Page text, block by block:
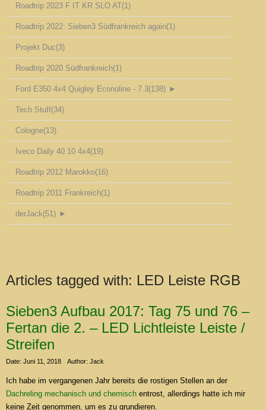
Roadtrip 2023 F IT KR SLO AT(1)
Roadtrip 2022: Sieben3 Südfrankreich again(1)
Projekt Duc(3)
Roadtrip 2020 Südfrankreich(1)
Ford E350 4x4 Quigley Econoline - 7.3(138) ►
Tech Stuff(34)
Cologne(13)
Iveco Daily 40.10 4x4(19)
Roadtrip 2012 Marokko(16)
Roadtrip 2011 Frankreich(1)
derJack(51) ►
Articles tagged with: LED Leiste RGB
Sieben3 Aufbau 2017: Tag 75 und 76 –
Fertan die 2. – LED Lichtleiste Leiste /
Streifen
Date: Juni 11, 2018 Author: Jack
Ich habe im vergangenen Jahr bereits die rostigen Stellen an der
Dachreling mechanisch und chemisch entrost, allerdings hatte ich mir
keine Zeit genommen, um es zu grundieren.